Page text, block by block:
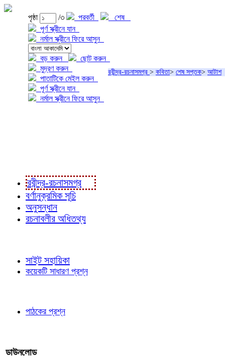
পৃষ্ঠা /৩ পরবর্তী
শেষ
পূর্ণ স্ক্রীনে যান
নর্মাল স্ক্রীনে ফিরে আসুন
বড় করুন
ছোট করুন
মুদ্রণ করুন
পাতাটিকে মেইল করুন
পূর্ণ স্ক্রীনে যান
নর্মাল স্ক্রীনে ফিরে আসুন
রবীন্দ্র-রচনাসমগ্র > কবিতা> শেষ সপ্তক> আটাশ
রবীন্দ্র-রচনাসমগ্র
বর্ণানুক্রমিক সূচি
অনুসন্ধান
রচনাবলীর অধিতথ্য
সাইট সহায়িকা
কয়েকটি সাধারণ প্রশ্ন
পাঠকের প্রশ্ন
ডাউনলোড